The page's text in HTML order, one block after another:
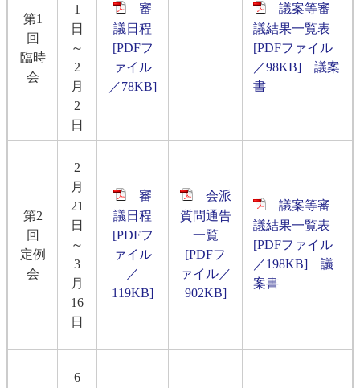
第1
回
臨時
会
1
日
～
2
月
2
日
審
議日程
[PDFフ
ァイル
／78KB]
議案等審
議結果一覧表
[PDFファイル
／98KB]
議案
書
第2
回
定例
会
2
月
21
日
～
3
月
16
日
審
議日程
[PDFフ
ァイル
／
119KB]
会派
質問通告
一覧
[PDFフ
ァイル／
902KB]
議案等審
議結果一覧表
[PDFファイル
／198KB]
議
案書
6